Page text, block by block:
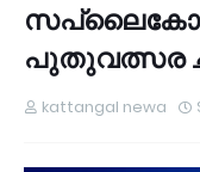
പുതുവത്സര
kattangal newa